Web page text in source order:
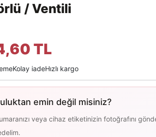
/ Ventili
TL
Kolay iadeHızlı kargo
emin değil misiniz?
veya cihaz etiketinizin fotoğrafını